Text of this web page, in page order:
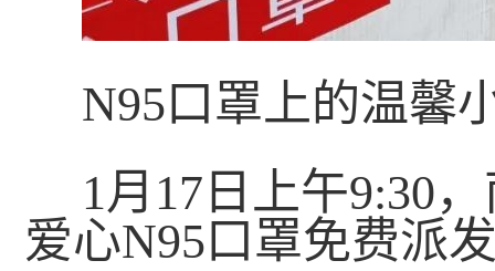
N95口罩上的温馨
1月17日上午9:30
爱心N95口罩免费派